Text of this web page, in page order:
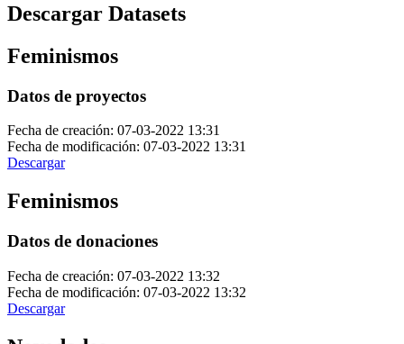
Descargar Datasets
Feminismos
Datos de proyectos
Fecha de creación: 07-03-2022 13:31
Fecha de modificación: 07-03-2022 13:31
Descargar
Feminismos
Datos de donaciones
Fecha de creación: 07-03-2022 13:32
Fecha de modificación: 07-03-2022 13:32
Descargar